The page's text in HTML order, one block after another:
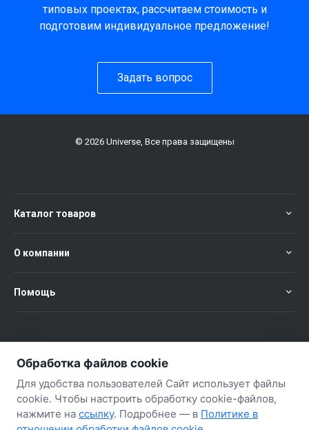
типовых проектах, рассчитаем стоимость и
подготовим индивидуальное предложение!
Задать вопрос
© 2026 Universe, Все права защищены
Каталог товаров
О компании
Помощь
+375 (29) 563-57-02
Обработка файлов cookie
Для удобства пользователей Сайт использует файлы
cookie. Чтобы настроить обработку cookie-файлов,
нажмите на ссылку. Подробнее — в Политике в